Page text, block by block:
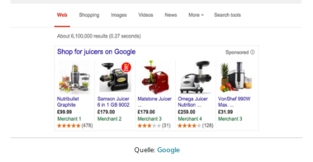
Quelle: Google